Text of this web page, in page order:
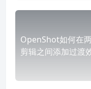
OpenShot如何在
剪辑之间添加过渡